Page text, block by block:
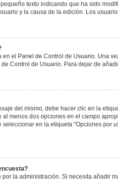
texto indicando que ha sido
y la causa de la edición. Los
el Panel de Control de Usuario. Una
Control de Usuario. Para dejar de
del mismo, debe hacer clic en la
menos dos opciones en el campo
en la etiqueta "Opciones
la administración. Si necesita añadir